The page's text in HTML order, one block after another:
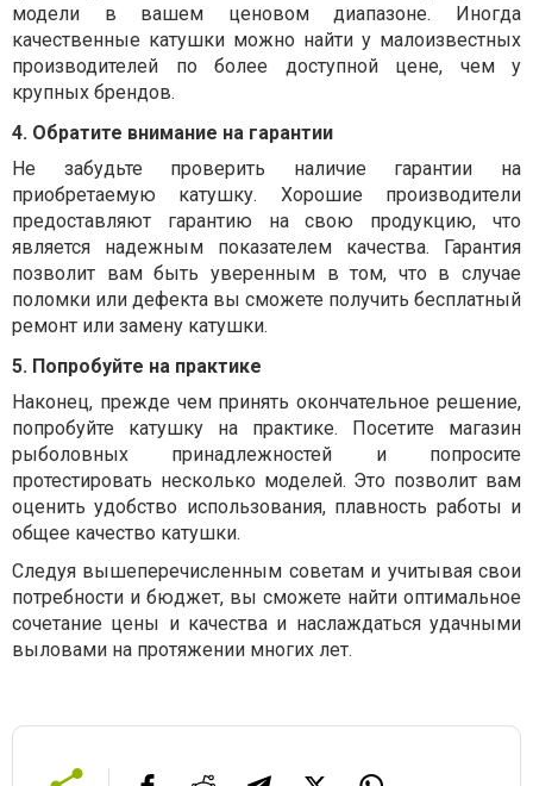
модели в вашем ценовом диапазоне. Иногда
качественные катушки можно найти у малоизвестных
производителей по более доступной цене, чем у
крупных брендов.
4. Обратите внимание на гарантии
Не забудьте проверить наличие гарантии на
приобретаемую катушку. Хорошие производители
предоставляют гарантию на свою продукцию, что
является надежным показателем качества. Гарантия
позволит вам быть уверенным в том, что в случае
поломки или дефекта вы сможете получить бесплатный
ремонт или замену катушки.
5. Попробуйте на практике
Наконец, прежде чем принять окончательное решение,
попробуйте катушку на практике. Посетите магазин
рыболовных принадлежностей и попросите
протестировать несколько моделей. Это позволит вам
оценить удобство использования, плавность работы и
общее качество катушки.
Следуя вышеперечисленным советам и учитывая свои
потребности и бюджет, вы сможете найти оптимальное
сочетание цены и качества и наслаждаться удачными
выловами на протяжении многих лет.